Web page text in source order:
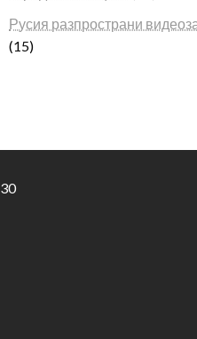
Русия разпространи
(15)
30